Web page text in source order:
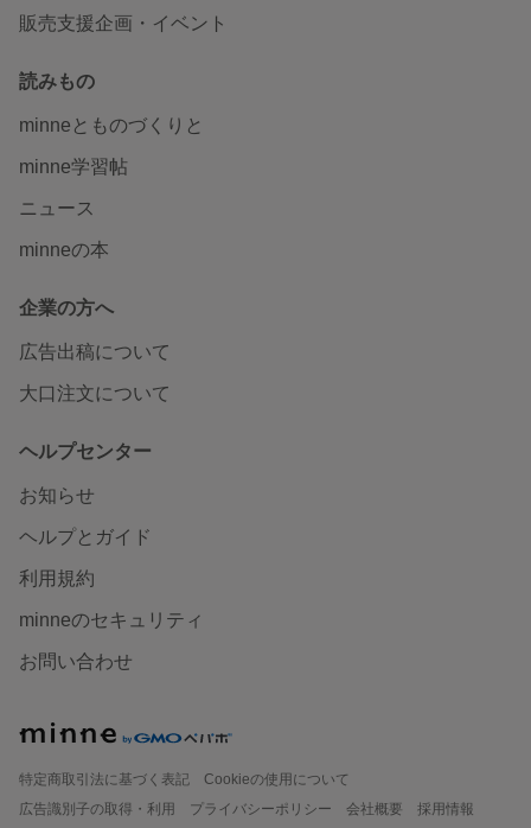
販売支援企画・イベント
読みもの
minneとものづくりと
minne学習帖
ニュース
minneの本
企業の方へ
広告出稿について
大口注文について
ヘルプセンター
お知らせ
ヘルプとガイド
利用規約
minneのセキュリティ
お問い合わせ
特定商取引法に基づく表記
Cookieの使用について
広告識別子の取得・利用
プライバシーポリシー 会社概要
採用情報